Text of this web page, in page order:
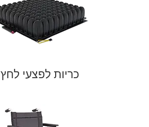
כריות לפצעי לחץ